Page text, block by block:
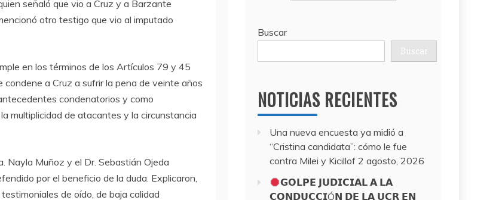
señaló que vio a Cruz y a Barzante
otro testigo que vio al imputado
en los términos de los Artículos 79 y 45
a Cruz a sufrir la pena de veinte años
condenatorios y como
multiplicidad de atacantes y la circunstancia
Nayla Muñoz y el Dr. Sebastián Ojeda
por el beneficio de la duda. Explicaron,
de oído, de baja calidad
Buscar
Buscar
NOTICIAS RECIENTES
Una nueva encuesta ya midió a
“Cristina candidata”: cómo le fue
contra Milei y Kicillof 2 agosto, 2026
𝗚𝗢𝗟𝗣𝗘 𝗝𝗨𝗗𝗜𝗖𝗜𝗔𝗟 𝗔 𝗟𝗔
𝗖𝗢𝗡𝗗𝗨𝗖𝗖𝗜Ó𝗡 𝗗𝗘 𝗟𝗔 𝗨𝗖𝗥 𝗘𝗡